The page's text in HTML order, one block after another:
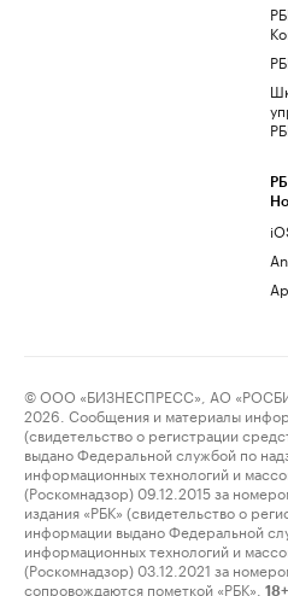
© ООО «БИЗНЕСПРЕСС», АО
2026. Сообщения и материалы
(свидетельство о регистрации
выдано Федеральной службой по
информационных технологий и
(Роскомнадзор) 09.12.2015 за
издания «РБК» (свидетельство о
информации выдано Федеральной
информационных технологий и
(Роскомнадзор) 03.12.2021 за
сопровождаются пометкой «РБК».
18+